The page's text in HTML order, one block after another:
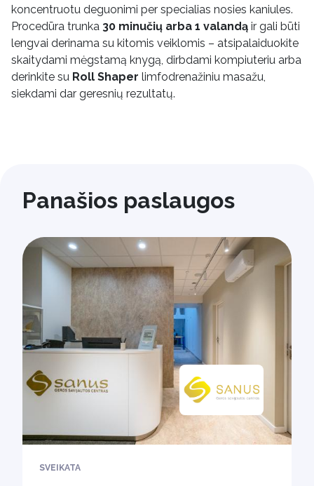
koncentruotu deguonimi per specialias nosies kaniules.
Procedūra trunka 30 minučių arba 1 valandą ir gali būti
lengvai derinama su kitomis veiklomis – atsipalaiduokite
skaitydami mėgstamą knygą, dirbdami kompiuteriu arba
derinkite su Roll Shaper limfodrenažiniu masažu,
siekdami dar geresnių rezultatų.
Panašios paslaugos
SVEIKATA